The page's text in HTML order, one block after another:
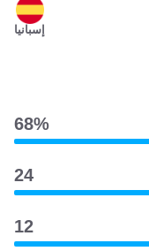
إسبانيا
68‎%‎
24
12